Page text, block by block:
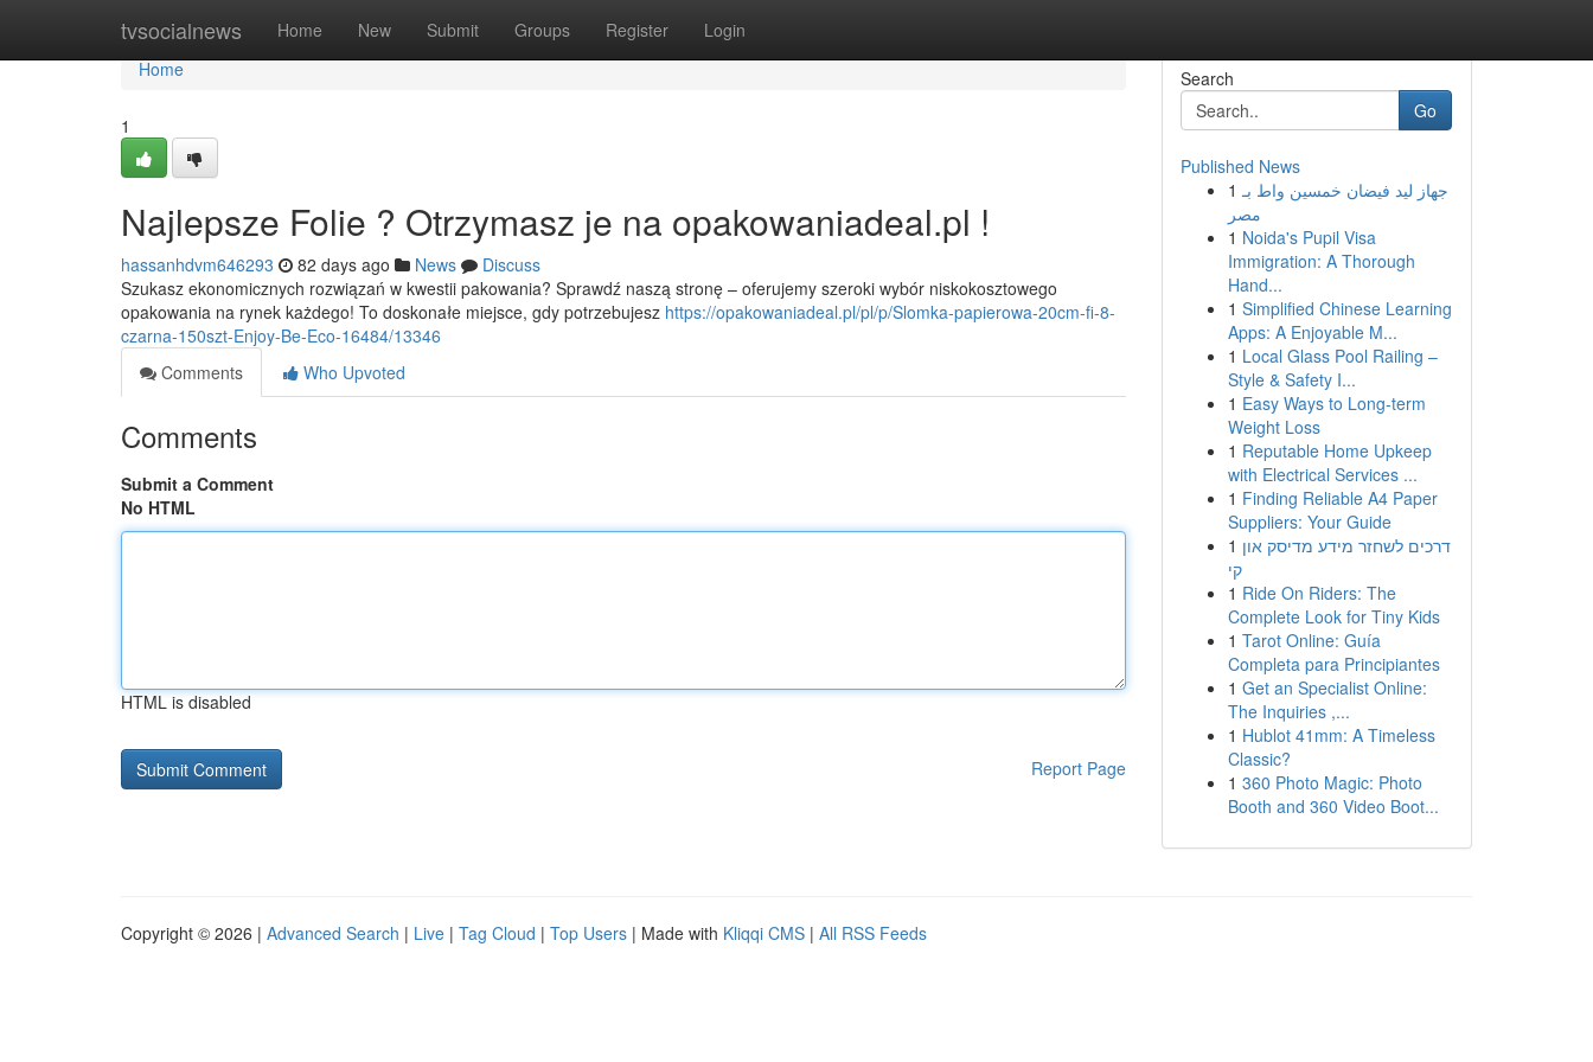
tvsocialnews Home New Submit Groups Register Login
Home
Home
1
Najlepsze Folie ? Otrzymasz je na opakowaniadeal.pl !
hassanhdvm646293 82 days ago News
Discuss
Szukasz ekonomicznych rozwiązań w kwestii pakowania? Sprawdź naszą stronę – oferujemy szeroki wybór niskokosztowego
opakowania na rynek każdego! To doskonałe miejsce, gdy potrzebujesz https://opakowaniadeal.pl/pl/p/Slomka-papierowa-20cm-fi-8-
czarna-150szt-Enjoy-Be-Eco-16484/13346
Comments
Who Upvoted
Comments
Submit a Comment
No HTML
HTML is disabled
Report Page
Search
Go
Published News
1 جهاز ليد فيضان خمسين واط بـ
مصر
1 Noida's Pupil Visa
Immigration: A Thorough
Hand...
1 Simplified Chinese Learning
Apps: A Enjoyable M...
1 Local Glass Pool Railing –
Style & Safety I...
1 Easy Ways to Long-term
Weight Loss
1 Reputable Home Upkeep
with Electrical Services ...
1 Finding Reliable A4 Paper
Suppliers: Your Guide
1 דרכים לשחזר מידע מדיסק און
קי
1 Ride On Riders: The
Complete Look for Tiny Kids
1 Tarot Online: Guía
Completa para Principiantes
1 Get an Specialist Online:
The Inquiries ,...
1 Hublot 41mm: A Timeless
Classic?
1 360 Photo Magic: Photo
Booth and 360 Video Boot...
Copyright © 2026 | Advanced Search | Live | Tag Cloud | Top Users | Made with Kliqqi CMS | All RSS Feeds